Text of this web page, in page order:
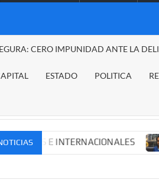
CERO IMPUNIDAD ANTE LA
ESTADO POLITICA
Cadena